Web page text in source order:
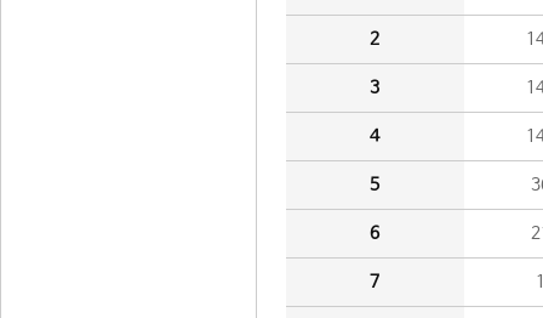
2
3
4
5
6
7